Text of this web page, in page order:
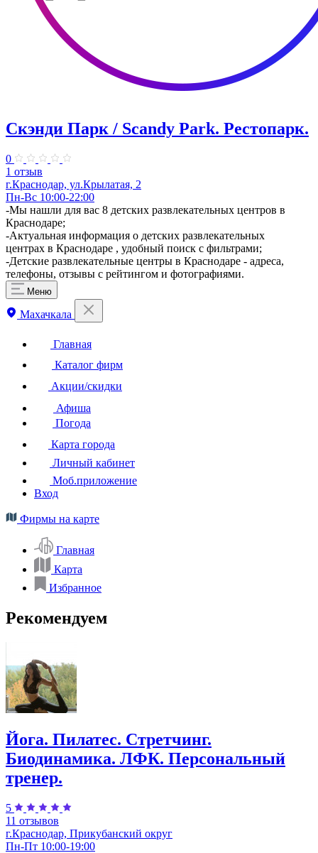
Скэнди Парк / Scandy Park. Рестопарк.
0
1 отзыв
г.Краснодар, ул.Крылатая, 2
Пн-Вс 10:00-22:00
-Мы нашли для вас 8 детских развлекательных центров в
Краснодаре;
-Актуальная информация о детских развлекательных
центрах в Краснодаре , удобный поиск с фильтрами;
-Детские развлекательные центры в Краснодаре - адреса,
телефоны, отзывы с рейтингом и фотографиями.
Меню
Махачкала
Главная
Каталог фирм
Акции/скидки
Афиша
Погода
Карта города
Личный кабинет
Моб.приложение
Вход
Фирмы на карте
Главная
Карта
Избранное
Рекомендуем
Йога. Пилатес. Стретчинг.
Биодинамика. ЛФК. Персональный
тренер.
5
11 отзывов
г.Краснодар, Прикубанский округ
Пн-Пт 10:00-19:00